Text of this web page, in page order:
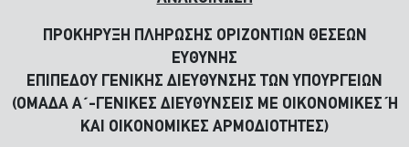
ΠΡΟΚΗΡΥΞΗ ΠΛΗΡΩΣΗΣ ΟΡΙΖΟΝΤΙΩΝ ΘΕΣΕΩΝ
ΕΥΘΥΝΗΣ
ΕΠΙΠΕΔΟΥ ΓΕΝΙΚΗΣ ΔΙΕΥΘΥΝΣΗΣ ΤΩΝ ΥΠΟΥΡΓΕΙΩΝ
(ΟΜΑΔΑ Α΄-ΓΕΝΙΚΕΣ ΔΙΕΥΘΥΝΣΕΙΣ ΜΕ ΟΙΚΟΝΟΜΙΚΕΣ Ή
ΚΑΙ ΟΙΚΟΝΟΜΙΚΕΣ ΑΡΜΟΔΙΟΤΗΤΕΣ)